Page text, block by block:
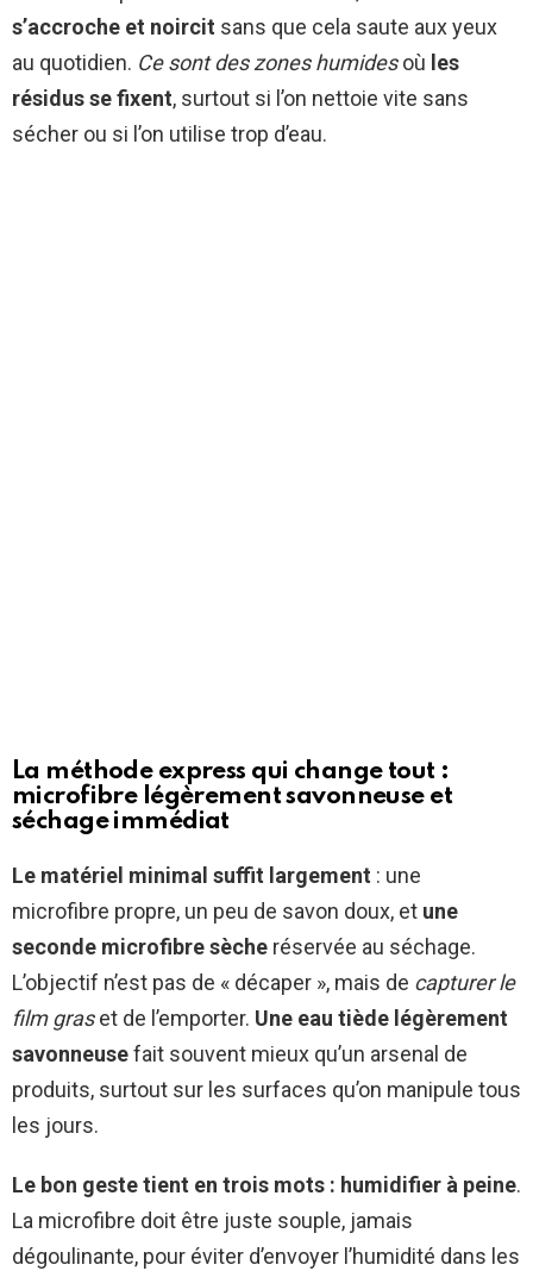
s’accroche et noircit sans que cela saute aux yeux
au quotidien. Ce sont des zones humidesoù les
résidus se fixent, surtout si l’on nettoie vite sans
sécher ou si l’on utilise trop d’eau.
La méthode express qui change tout :
microfibre légèrement savonneuse et
séchage immédiat
Le matériel minimal suffit largement : une
microfibre propre, un peu de savon doux, et une
seconde microfibre sèche réservée au séchage.
L’objectif n’est pas de « décaper », mais de capturer le
film graset de l’emporter. Une eau tiède légèrement
savonneusefait souvent mieux qu’un arsenal de
produits, surtout sur les surfaces qu’on manipule tous
les jours.
Le bon geste tient en trois mots : humidifier à peine.
La microfibre doit être juste souple, jamais
dégoulinante, pour éviter d’envoyer l’humidité dans les